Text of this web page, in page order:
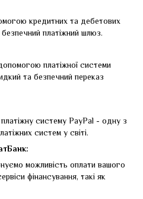
кредитних та дебетових
платіжний шлюз.
платіжної системи
та безпечний переказ
систему PayPal - одну з
систем у світі.
можливість оплати вашого
фінансування, такі як